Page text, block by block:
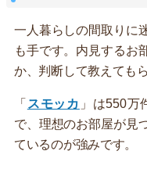
一人暮らしの間取りに
も手です。内見するお
か、判断して教えても
「 スモッカ 」は550万
で、理想のお部屋が見
ているのが強みです。